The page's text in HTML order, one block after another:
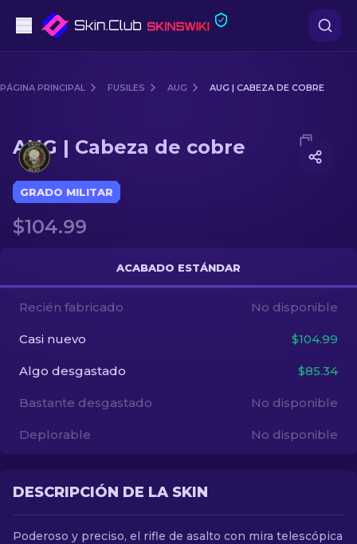
Fusiles
Fusiles de Francotirador
Cuchillos
Cajas
Otro
PÁGINA PRINCIPAL FUSILES AUG AUG | CABEZA DE COBRE
Media of AUG | Cabeza de cobre
AUG | Cabeza de cobre
GRADO MILITAR
$104.99
ACABADO ESTÁNDAR
Recién fabricado No disponible
Casi nuevo $104.99
Algo desgastado $85.34
Bastante desgastado No disponible
Deplorable No disponible
DESCRIPCIÓN DE LA SKIN
Poderoso y preciso, el rifle de asalto con mira telescópica